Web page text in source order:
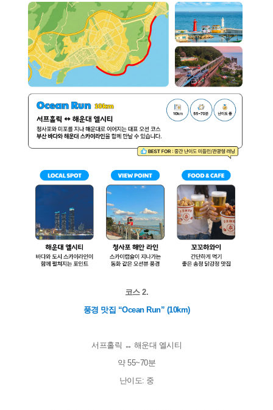
코스 2.
풍경 맛집 “Ocean Run” (10km)
서프홀릭 ↔ 해운대 엘시티
약 55~70분
난이도: 중